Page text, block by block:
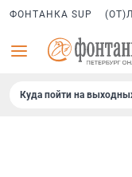
ФОНТАНКА SUP
Куда пойти на